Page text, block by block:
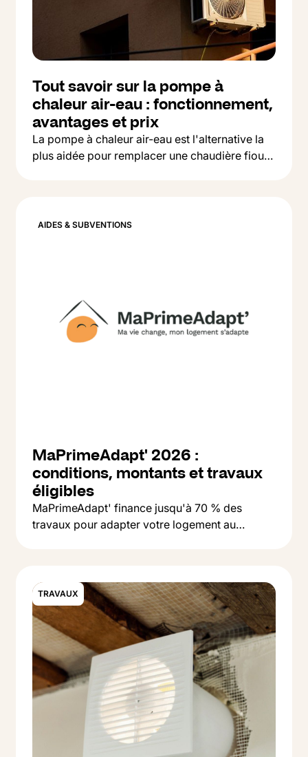
Tout savoir sur la pompe à
chaleur air-eau : fonctionnement,
avantages et prix
La pompe à chaleur air-eau est l'alternative la
plus aidée pour remplacer une chaudière fioul
AIDES & SUBVENTIONS
MaPrimeAdapt' 2026 :
conditions, montants et travaux
éligibles
MaPrimeAdapt' finance jusqu'à 70 % des
travaux pour adapter votre logement au
TRAVAUX